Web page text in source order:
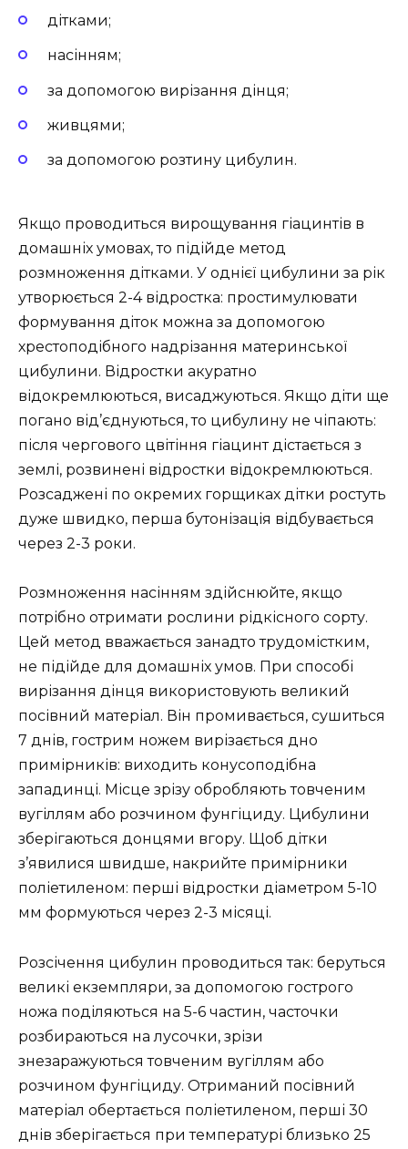
дітками;
насінням;
за допомогою вирізання дінця;
живцями;
за допомогою розтину цибулин.
Якщо проводиться вирощування гіацинтів в
домашніх умовах, то підійде метод
розмноження дітками. У однієї цибулини за рік
утворюється 2-4 відростка: простимулювати
формування діток можна за допомогою
хрестоподібного надрізання материнської
цибулини. Відростки акуратно
відокремлюються, висаджуються. Якщо діти ще
погано від’єднуються, то цибулину не чіпають:
після чергового цвітіння гіацинт дістається з
землі, розвинені відростки відокремлюються.
Розсаджені по окремих горщиках дітки ростуть
дуже швидко, перша бутонізація відбувається
через 2-3 роки.
Розмноження насінням здійснюйте, якщо
потрібно отримати рослини рідкісного сорту.
Цей метод вважається занадто трудомістким,
не підійде для домашніх умов. При способі
вирізання дінця використовують великий
посівний матеріал. Він промивається, сушиться
7 днів, гострим ножем вирізається дно
примірників: виходить конусоподібна
западинці. Місце зрізу обробляють товченим
вугіллям або розчином фунгіциду. Цибулини
зберігаються донцями вгору. Щоб дітки
з’явилися швидше, накрийте примірники
поліетиленом: перші відростки діаметром 5-10
мм формуються через 2-3 місяці.
Розсічення цибулин проводиться так: беруться
великі екземпляри, за допомогою гострого
ножа поділяються на 5-6 частин, часточки
розбираються на лусочки, зрізи
знезаражуються товченим вугіллям або
розчином фунгіциду. Отриманий посівний
матеріал обертається поліетиленом, перші 30
днів зберігається при температурі близько 25